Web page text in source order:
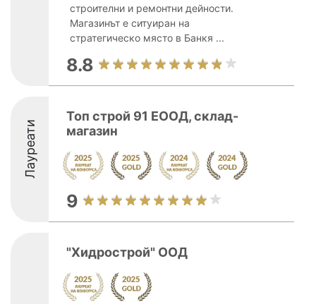
строителни и ремонтни дейности.
Магазинът е ситуиран на
стратегическо място в Банкя ...
8.8
Лауреати
Топ строй 91 ЕООД, склад-
магазин
9
"Хидрострой" ООД